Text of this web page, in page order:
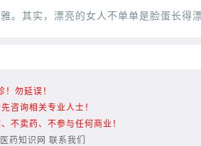
勿延误！
咨询相关专业人士！
不卖药、不参与任何商业！
药知识网 联系我们